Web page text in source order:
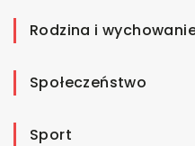
Rodzina i
Społeczeństwo
Sport